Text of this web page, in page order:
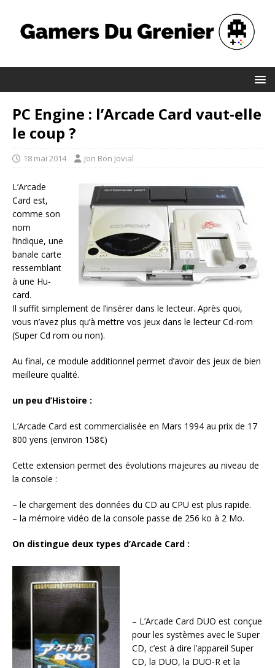
PC Engine : l’Arcade Card vaut-elle
le coup ?
18 mai 2014 Jon Bon Jovial
L’Arcade
Card est,
comme son
nom
l’indique, une
banale carte
ressemblant
à une Hu-
card.
Il suffit simplement de l’insérer dans le lecteur. Après quoi,
vous n’avez plus qu’à mettre vos jeux dans le lecteur Cd-rom
(Super Cd rom ou non).
Au final, ce module additionnel permet d’avoir des jeux de bien
meilleure qualité.
un peu d’Histoire :
L’Arcade Card est commercialisée en Mars 1994 au prix de 17
800 yens (environ 158€)
Cette extension permet des évolutions majeures au niveau de
la console :
– le chargement des données du CD au CPU est plus rapide.
– la mémoire vidéo de la console passe de 256 ko à 2 Mo.
On distingue deux types d’Arcade Card :
– L’Arcade Card DUO est conçue
pour les systèmes avec le Super
CD, c’est à dire l’appareil Super
CD, la DUO, la DUO-R et la